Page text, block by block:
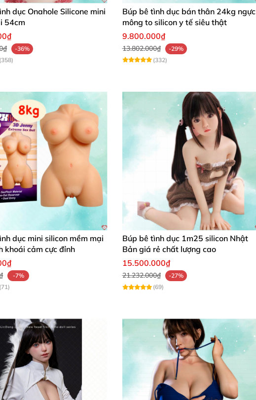
dục Onahole Silicone mini
54cm
-36%
(358)
Búp bê tình dục bán thân 24kg ngực
mông to silicon y tế siêu thật
9.800.000₫
13.802.000₫
-29%
(332)
dục mini silicon mềm mại
khoái cảm cực đỉnh
-7%
(71)
Búp bê tình dục 1m25 silicon Nhật
Bản giá rẻ chất lượng cao
15.500.000₫
21.232.000₫
-27%
(69)